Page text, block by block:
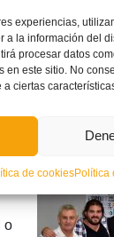
experiencias,
a la información del
procesar datos
en este sitio. No
ciertas
de cookiesPolítica
histórico
en un acto en
Durante
y Héctor
Comunidad
o